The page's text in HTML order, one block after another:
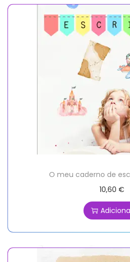
O meu caderno de
10,60 €